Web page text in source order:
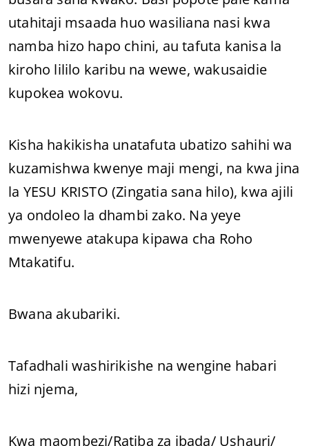
utahitaji msaada huo wasiliana nasi kwa
namba hizo hapo chini, au tafuta kanisa la
kiroho lililo karibu na wewe, wakusaidie
kupokea wokovu.
Kisha hakikisha unatafuta ubatizo sahihi wa
kuzamishwa kwenye maji mengi, na kwa jina
la YESU KRISTO (Zingatia sana hilo), kwa ajili
ya ondoleo la dhambi zako. Na yeye
mwenyewe atakupa kipawa cha Roho
Mtakatifu.
Bwana akubariki.
Tafadhali washirikishe na wengine habari
hizi njema,
Kwa maombezi/Ratiba za ibada/ Ushauri/